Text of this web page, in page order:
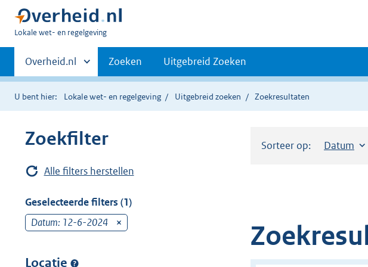
U
hier:
Lokale wet- en regelgeving
Primaire
navigatie
Andere
sites
binnen
Overheid.nl Zoeken Uitgebreid Zoeken
U bent hier: Lokale wet- en regelgeving Uitgebreid zoeken Zoekresultaten
Zoekfilter
Alle filters herstellen
Geselecteerde filters (1)
Datum: 12-6-2024
Locatie
Sorteer op: Sorteer op:
Datum